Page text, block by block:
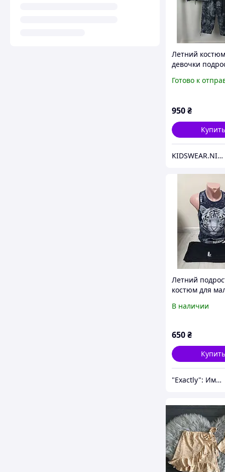
Летний
девочки
цвете кроп-
Готово к
950₴
Купить
KIDSWEAR.NIKO Магазин детской одежды и обуви
Летний
костюм для
майка и шорты
В наличии
650₴
Купить
"Exactly": Именно то, что Вы искали!